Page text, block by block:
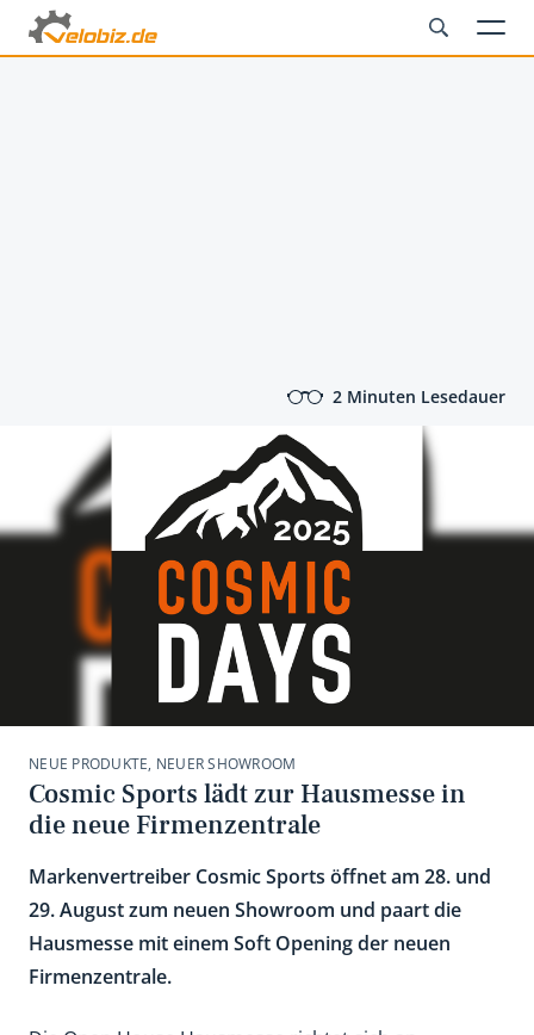
2 Minuten Lesedauer
NEUE PRODUKTE, NEUER SHOWROOM
Cosmic Sports lädt zur Hausmesse in
die neue Firmenzentrale
Markenvertreiber Cosmic Sports öffnet am 28. und
29. August zum neuen Showroom und paart die
Hausmesse mit einem Soft Opening der neuen
Firmenzentrale.